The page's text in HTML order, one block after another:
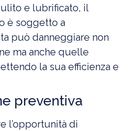
e lubrificato, il
è soggetto a
può danneggiare non
ma anche quelle
la sua efficienza e
preventiva
l’opportunità di